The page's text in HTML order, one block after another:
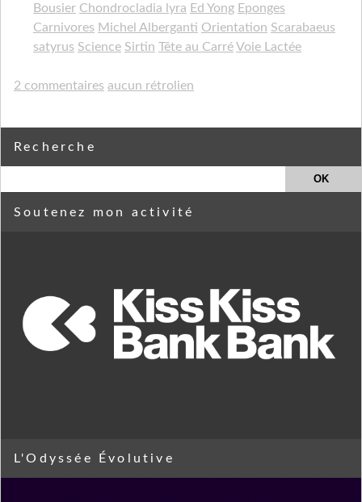
Bousier Chondrocladia lyra Ed Yong Eponges
Carnivores Michel Alberganti Orientation Scarabaeus
satyrus Science Sirtin Tête au CarréVoie Lactée
2 commentaires aucun rétrolien
Recherche
Soutenez mon activité
L'Odyssée Évolutive